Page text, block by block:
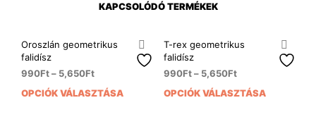
KAPCSOLÓDÓ TERMÉKEK
Oroszlán geometrikus
falidísz
990Ft– 5,650Ft
OPCIÓK VÁLASZTÁSA
Ennek
T-rex geometrikus
falidísz
990Ft– 5,650Ft
OPCIÓK VÁLASZTÁSA